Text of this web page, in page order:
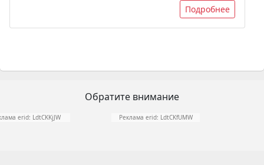
Подробнее
Обратите внимание
erid: LdtCKKjJW Реклама erid: LdtCKfUMW